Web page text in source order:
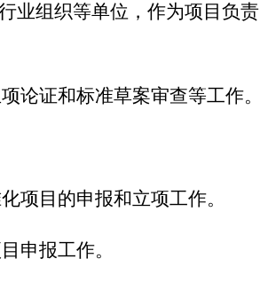
业组织等单位，作为项目负责
论证和标准草案审查等工作。
项目的申报和立项工作。
申报工作。